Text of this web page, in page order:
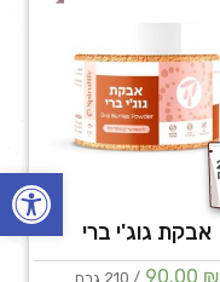
אבקת גוג'י ברי
90.00 ₪ / 210 גרם